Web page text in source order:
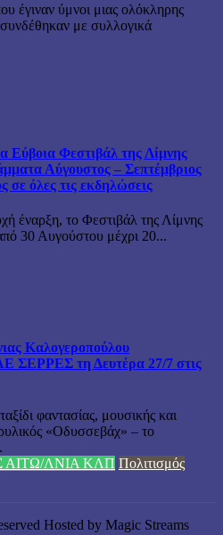
έγιναν ύμνοι μιας ολόκληρης
συνδέθηκαν με συλλογικά
Εύβοια Φεστιβάλ της Λίμνης
Αύγουστος – Σεπτέμβριος
σε όλες τις εκδηλώσεις
έναρξη, το Φεστιβάλ της Λίμνης
30 Αυγούστου μέχρι 20...
Καλογεροπούλου
τη Δευτέρα 27/7 στις
μουσικής και
«Οδυσσεβάχ» – το
ΑΙΤΩ/ΛΝΙΑ ΚΛΠ Πολιτισμός
Hosted by Magic Streams